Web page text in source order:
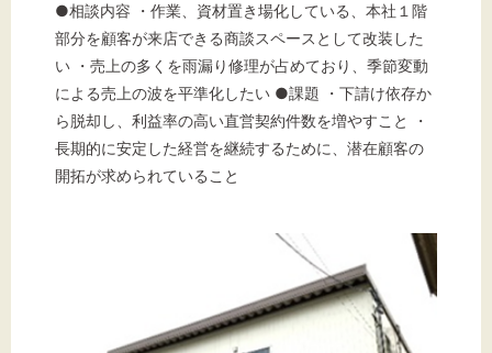
文字サイズ
標準 拡大
背景色
黄
●相談内容 ・作業、資材置き場化している、本社１階
部分を顧客が来店できる商談スペースとして改装した
い ・売上の多くを雨漏り修理が占めており、季節変動
による売上の波を平準化したい ●課題 ・下請け依存か
ら脱却し、利益率の高い直営契約件数を増やすこと ・
長期的に安定した経営を継続するために、潜在顧客の
開拓が求められていること